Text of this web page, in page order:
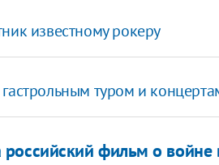
известному рокеру
туром и
российский фильм о войне